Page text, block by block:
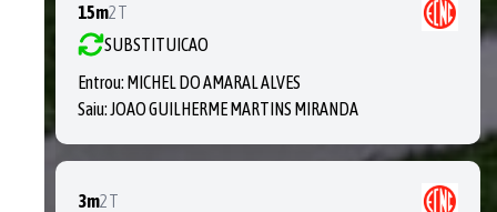
15m2T
SUBSTITUICAO
Entrou: MICHEL DO AMARAL ALVES
Saiu:JOAO GUILHERME MARTINS MIRANDA
3m2T